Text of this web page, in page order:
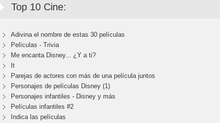
Top 10 Cine:
Adivina el nombre de estas 30 películas
Películas - Trivia
Me encanta Disney... ¿Y a ti?
It
Parejas de actores con más de una película juntos
Personajes de películas Disney (1)
Personajes infantiles - Disney y más
Películas infantiles #2
Indica las películas